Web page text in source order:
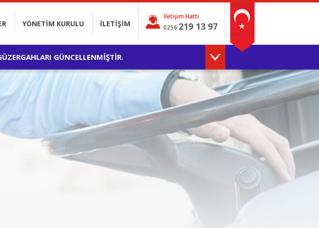
İletişim Hattı
0256 219 13 97
YÖNETİM KURULU İLETİŞİM
GÜNCELLENMİŞTİR.